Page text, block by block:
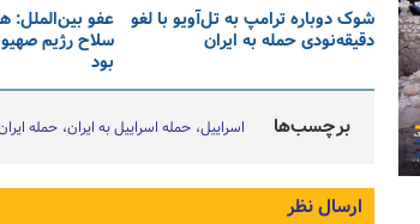
شوک دوباره ترامپ به تل‌آویو با لغو
دقیقه‌نودی حمله به ایران
عفو بین‌الملل:
سلاح رژیم
بود
برچسب‌ها اسراییل حمله اسراییل به ایران حمله
ارسال نظر